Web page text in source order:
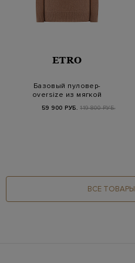
ETRO
Базовый пуловер-
oversize из мягкой
59 900 РУБ. 119 800 РУБ.
ВСЕ